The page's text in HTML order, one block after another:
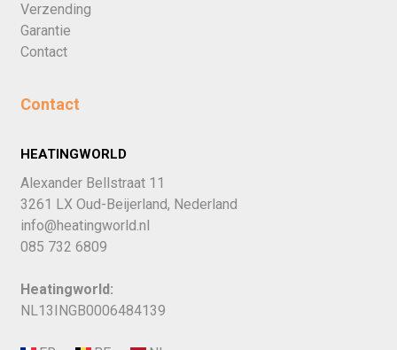
Verzending
Garantie
Contact
Contact
HEATINGWORLD
Alexander Bellstraat 11
3261 LX Oud-Beijerland, Nederland
info@heatingworld.nl
085 732 6809
Heatingworld:
NL13INGB0006484139